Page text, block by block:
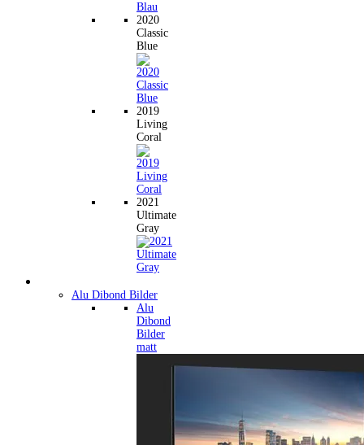
2020
Classic
Blue
2019
Living
Coral
2021
Ultimate
Gray
Alu Dibond Bilder
Alu
Dibond
Bilder
matt